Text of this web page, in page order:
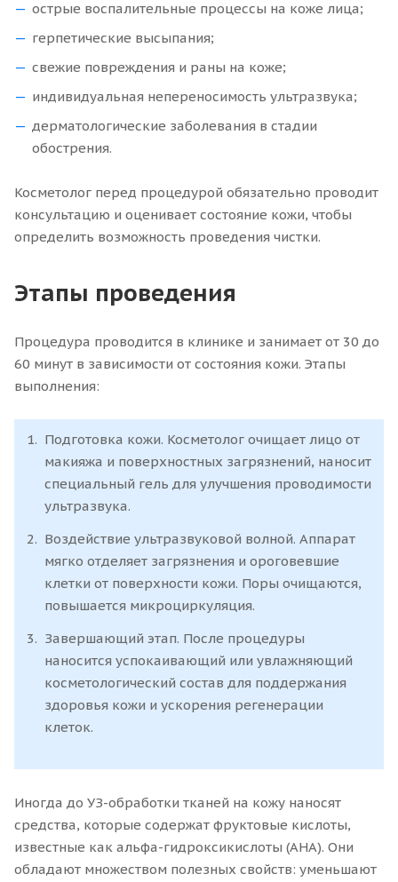
острые воспалительные процессы на коже лица;
герпетические высыпания;
свежие повреждения и раны на коже;
индивидуальная непереносимость ультразвука;
дерматологические заболевания в стадии
обострения.
Косметолог перед процедурой обязательно проводит
консультацию и оценивает состояние кожи, чтобы
определить возможность проведения чистки.
Этапы проведения
Процедура проводится в клинике и занимает от 30 до
60 минут в зависимости от состояния кожи. Этапы
выполнения:
Подготовка кожи. Косметолог очищает лицо от
макияжа и поверхностных загрязнений, наносит
специальный гель для улучшения проводимости
ультразвука.
Воздействие ультразвуковой волной. Аппарат
мягко отделяет загрязнения и ороговевшие
клетки от поверхности кожи. Поры очищаются,
повышается микроциркуляция.
Завершающий этап. После процедуры
наносится успокаивающий или увлажняющий
косметологический состав для поддержания
здоровья кожи и ускорения регенерации
клеток.
Иногда до УЗ-обработки тканей на кожу наносят
средства, которые содержат фруктовые кислоты,
известные как альфа-гидроксикислоты (AHA). Они
обладают множеством полезных свойств: уменьшают